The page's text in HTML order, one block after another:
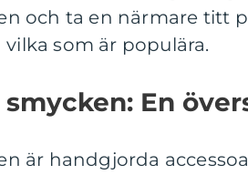
och ta en närmare titt
som är populära.
En
är handgjorda